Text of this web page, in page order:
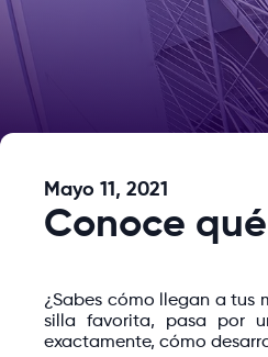
Mayo 11, 2021
Conoce
¿Sabes cómo llegan a tus
silla favorita, pasa por
exactamente, cómo